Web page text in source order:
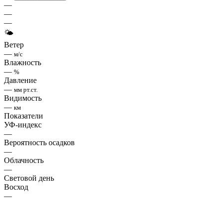
—
—
—
🌤
Ветер
— м/с
Влажность
— %
Давление
— мм рт.ст.
Видимость
— км
Показатели
УФ-индекс
—
Вероятность осадков
—
Облачность
—
Световой день
Восход
—